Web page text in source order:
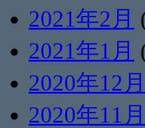
2021年2月
2021年1月
2020年12月
2020年11月